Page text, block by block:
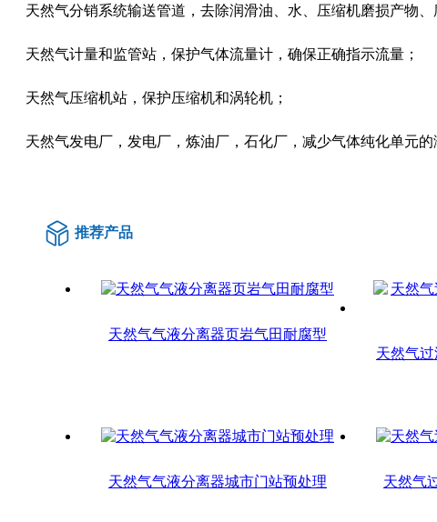
天然气分销系统输送管道，去除润滑油、水、压缩机磨损产物、
天然气计量和监管站，保护气体流量计，确保正确指示流量；
天然气压缩机站，保护压缩机和涡轮机；
天然气发电厂，发电厂，炼油厂，石化厂，减少气体纯化单元的
推荐产品
天然气气液分离器页岩气田耐腐型
天然气
天然气气液分离器城市门站预处理 天然气